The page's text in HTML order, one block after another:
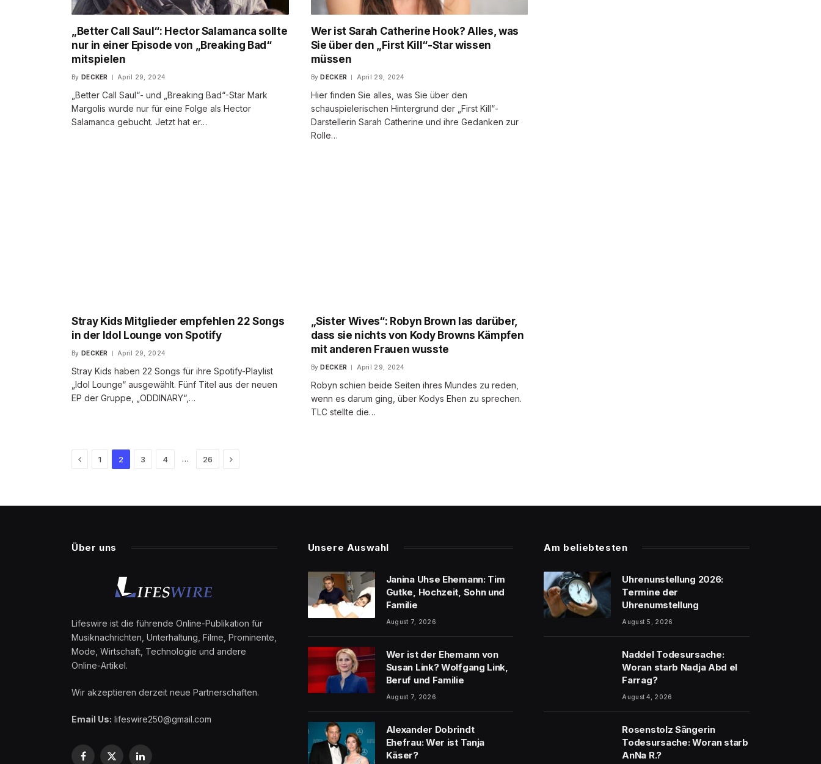
„Better Call Saul“: Hector Salamanca sollte
nur in einer Episode von „Breaking Bad“
mitspielen
By DECKER April 29, 2024
„Better Call Saul“- und „Breaking Bad“-Star Mark
Margolis wurde nur für eine Folge als Hector
Salamanca gebucht. Jetzt hat er…
Wer ist Sarah Catherine Hook? Alles, was
Sie über den „First Kill“-Star wissen
müssen
By DECKER April 29, 2024
Hier finden Sie alles, was Sie über den
schauspielerischen Hintergrund der „First Kill“-
Darstellerin Sarah Catherine und ihre Gedanken zur
Rolle…
Stray Kids Mitglieder empfehlen 22 Songs
in der Idol Lounge von Spotify
By DECKER April 29, 2024
Stray Kids haben 22 Songs für ihre Spotify-Playlist
„Idol Lounge“ ausgewählt. Fünf Titel aus der neuen
EP der Gruppe, „ODDINARY“,…
„Sister Wives“: Robyn Brown las darüber,
dass sie nichts von Kody Browns Kämpfen
mit anderen Frauen wusste
By DECKER April 29, 2024
Robyn schien beide Seiten ihres Mundes zu reden,
wenn es darum ging, über Kodys Ehen zu sprechen.
TLC stellte die…
Previous
1 2 3 4 … 26 Next
Über uns
Lifeswire ist die führende Online-Publikation für
Musiknachrichten, Unterhaltung, Filme, Prominente,
Mode, Wirtschaft, Technologie und andere
Online-Artikel.
Wir akzeptieren derzeit neue Partnerschaften.
Email Us: lifeswire250@gmail.com
Facebook
X
LinkedIn
Unsere Auswahl
Janina Uhse Ehemann: Tim
Gutke, Hochzeit, Sohn und
Familie
August 7, 2026
Wer ist der Ehemann von
Susan Link? Wolfgang Link,
Beruf und Familie
August 7, 2026
Alexander Dobrindt
Ehefrau: Wer ist Tanja
Käser?
Am beliebtesten
Uhrenunstellung 2026:
Termine der
Uhrenumstellung
August 5, 2026
Naddel Todesursache:
Woran starb Nadja Abd el
Farrag?
August 4, 2026
Rosenstolz Sängerin
Todesursache: Woran starb
AnNa R.?